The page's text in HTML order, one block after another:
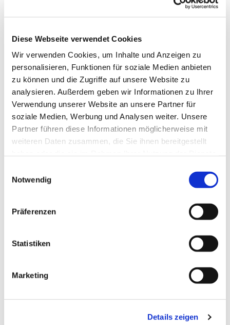
Diese Webseite verwendet Cookies
Wir verwenden Cookies, um Inhalte und Anzeigen zu
personalisieren, Funktionen für soziale Medien anbieten
zu können und die Zugriffe auf unsere Website zu
analysieren. Außerdem geben wir Informationen zu Ihrer
Verwendung unserer Website an unsere Partner für
soziale Medien, Werbung und Analysen weiter. Unsere
Partner führen diese Informationen möglicherweise mit
weiteren Daten zusammen, die Sie ihnen bereitgestellt
Notwendig
Präferenzen
Statistiken
Marketing
Details zeigen
Dies könnte Sie auch